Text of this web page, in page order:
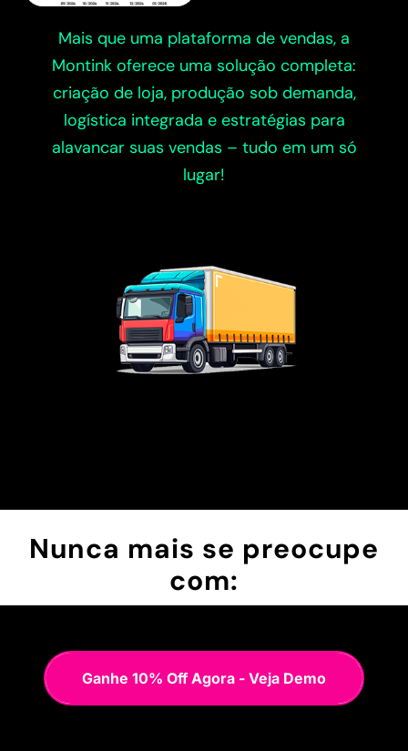
Mais que uma plataforma de vendas, a
Montink oferece uma solução completa:
criação de loja, produção sob demanda,
logística integrada e estratégias para
alavancar suas vendas – tudo em um só
lugar!
Nunca mais se preocupe
com:
Ganhe 10% Off Agora - Veja Demo